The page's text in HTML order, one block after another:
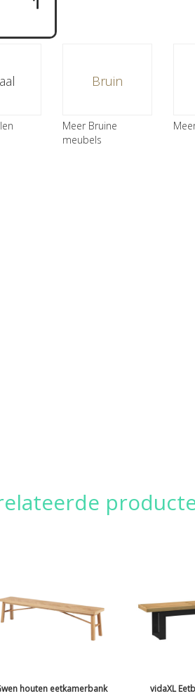
Bruin
Meer Bruine
meubels
houten eetkamerbank
vidaXL